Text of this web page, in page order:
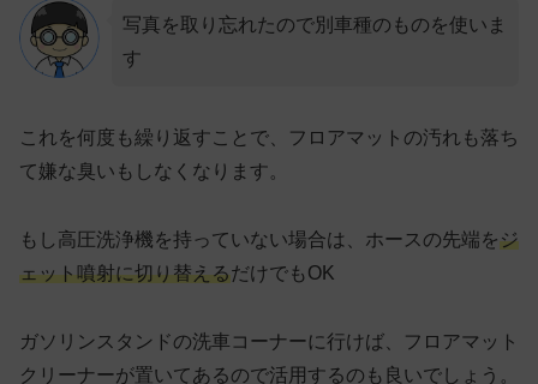
写真を取り忘れたので別車種のものを使いま
す
これを何度も繰り返すことで、フロアマットの汚れも落ち
て嫌な臭いもしなくなります。
もし高圧洗浄機を持っていない場合は、ホースの先端をジ
ェット噴射に切り替えるだけでもOK
ガソリンスタンドの洗車コーナーに行けば、フロアマット
クリーナーが置いてあるので活用するのも良いでしょう。